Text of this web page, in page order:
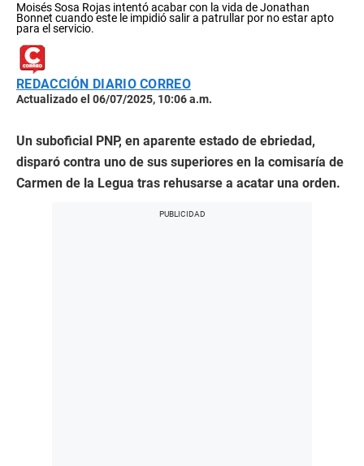
Moisés Sosa Rojas intentó acabar con la vida de Jonathan
Bonnet cuando este le impidió salir a patrullar por no estar apto
para el servicio.
REDACCIÓN DIARIO CORREO
Actualizado el 06/07/2025, 10:06 a.m.
Un suboficial PNP, en aparente estado de ebriedad,
disparó contra uno de sus superiores en la comisaría de
Carmen de la Legua tras rehusarse a acatar una orden.